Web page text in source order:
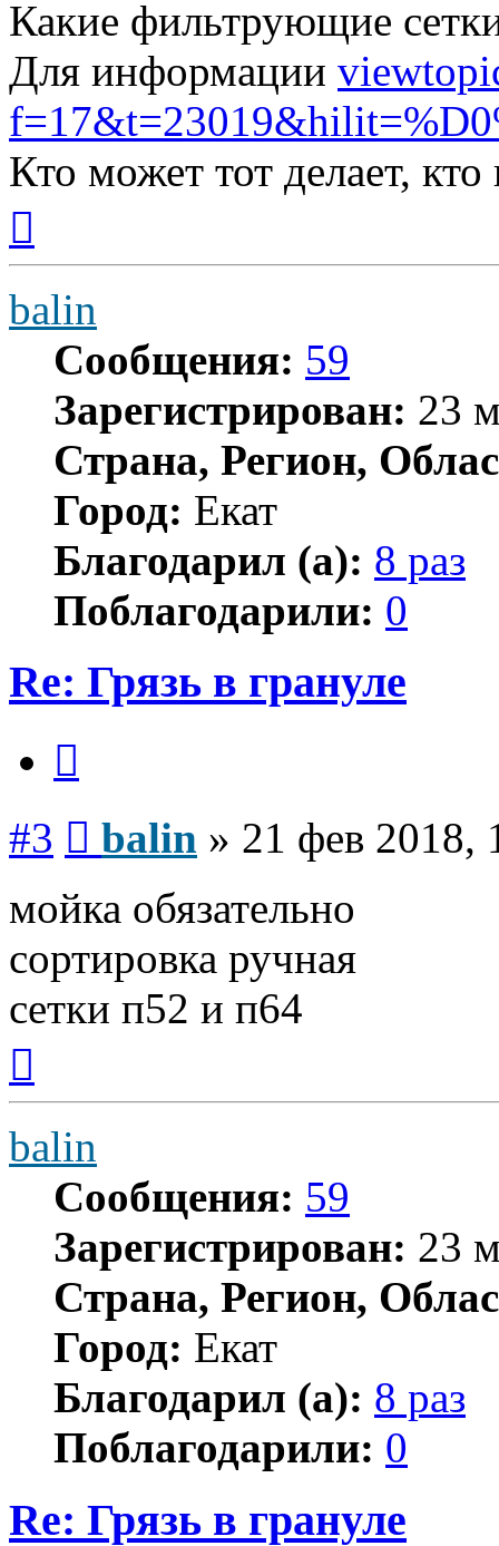
Какие фильтрующие
Для информации
Кто может тот делает,
началу
balin
Сообщения: 59
Зарегистрирован: 23
Страна, Регион,
Город: Екат
Благодарил (а): 8 раз
Поблагодарили: 0
Re: Грязь в грануле
#3 balin » 21 фев 2018,
мойка обязательно
сортировка ручная
сетки п52 и п64
началу
balin
Сообщения: 59
Зарегистрирован: 23
Страна, Регион,
Город: Екат
Благодарил (а): 8 раз
Поблагодарили: 0
Re: Грязь в грануле